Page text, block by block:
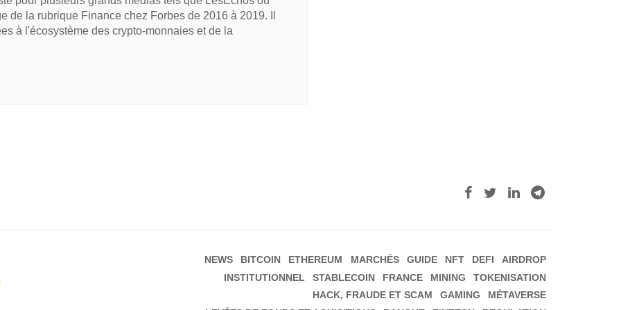
de la rubrique Finance chez Forbes de 2016 à 2019. Il
à l'écosystème des crypto-monnaies et de la
NEWS BITCOIN ETHEREUM MARCHÉS GUIDE NFT DEFI
AIRDROP
INSTITUTIONNEL
STABLECOIN FRANCE MINING
TOKENISATION
HACK, FRAUDE ET SCAM
GAMING
MÉTAVERSE